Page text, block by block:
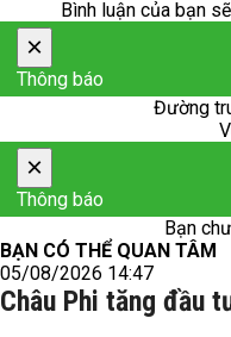
Bình luận của bạn
×
Thông báo
Đường
×
Thông báo
Bạn
BẠN CÓ THỂ QUAN TÂM
05/08/2026 14:47
Châu Phi tăng đầu